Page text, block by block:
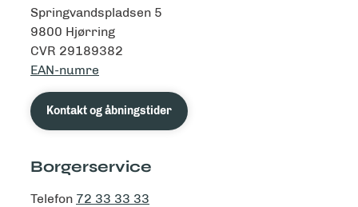
Springvandspladsen 5
9800 Hjørring
CVR 29189382
EAN-numre
Kontakt og åbningstider
Borgerservice
Telefon 72 33 33 33